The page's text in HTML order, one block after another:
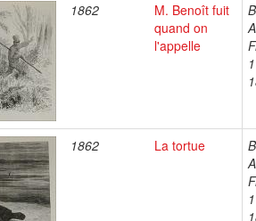
1862
M. Benoît fuit
quand on
l'appelle
1862 La tortue